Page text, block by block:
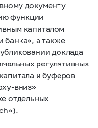
документу
функции
капиталом
банка», а также
доклада
регулятивных
и буферов
вниз»
отдельных